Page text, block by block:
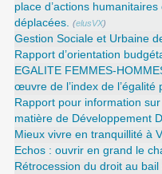
place d’actions
déplacées. (elusVX)
Gestion Sociale et Urbaine
Rapport d’orientation
EGALITE FEMMES-
œuvre de l’index de l’égalité
Rapport pour information
matière de Développement
Mieux vivre en tranquillité à
Echos : ouvrir en grand le
Rétrocession du droit au